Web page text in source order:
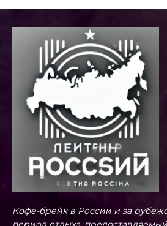
Кофе-брейк в России и за